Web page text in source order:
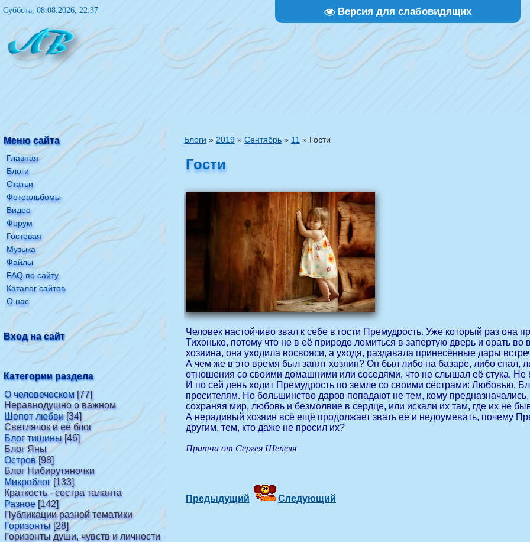
Версия для слабовидящих
Суббота, 08.08.2026, 22:37
Меню сайта
Главная
Блоги
Статьи
Фотоальбомы
Видео
Форум
Гостевая
Музыка
Файлы
FAQ по сайту
Каталог сайтов
О нас
Вход на сайт
Категории раздела
О человеческом [77]
Неравнодушно о важном
Шепот любви [34]
Светлячок и её блог
Блог тишины [46]
Блог Яны
Остров [98]
Блог Нибирутяночки
Микроблог [133]
Краткость - сестра таланта
Разное [142]
Публикации разной тематики
Горизонты [28]
Горизонты души, чувств и личности
Блоги » 2019 » Сентябрь » 11 » Гости
Гости
Человек настойчиво звал к себе в гости Премудрость. Уже который раз она
Тихонько, потому что не в её природе ломиться в запертую дверь и орать
хозяина, она уходила восвояси, а уходя, раздавала принесённые дары
А чем же в это время был занят хозяин? Он был либо на базаре, либо спал,
отношения со своими домашними или соседями, что не слышал её стука. Не
И по сей день ходит Премудрость по земле со своими сёстрами: Любовью,
просителям. Но большинство даров попадают не тем, кому
сохраняя мир, любовь и безмолвие в сердце, или искали их там, где их не
А нерадивый хозяин всё ещё продолжает звать её и недоумевать, почему
другим, тем, кто даже не просил их?
Притча от Сергея Шепеля
Предыдущий Следующий